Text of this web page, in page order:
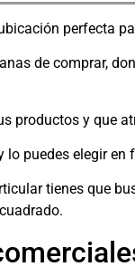
perfecta
de comprar,
productos y que
puedes elegir
tienes que